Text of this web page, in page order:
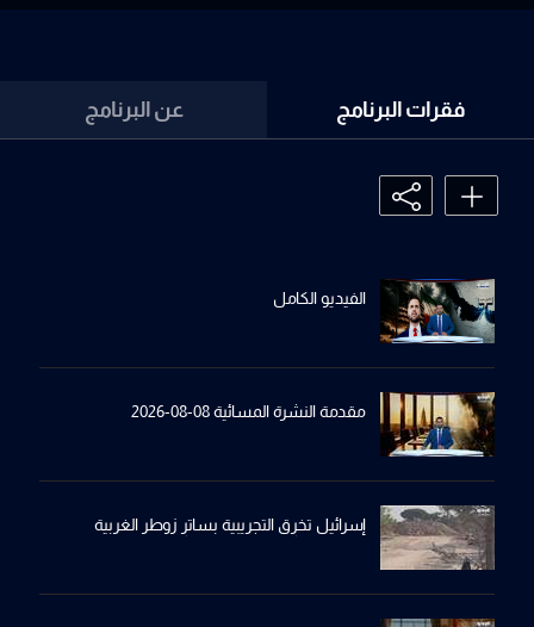
فقرات البرنامج عن البرنامج
الفيديو الكامل
مقدمة النشرة المسائية 08-08-2026
إسرائيل تخرِق التجريبية بساترِ زوطر الغربية